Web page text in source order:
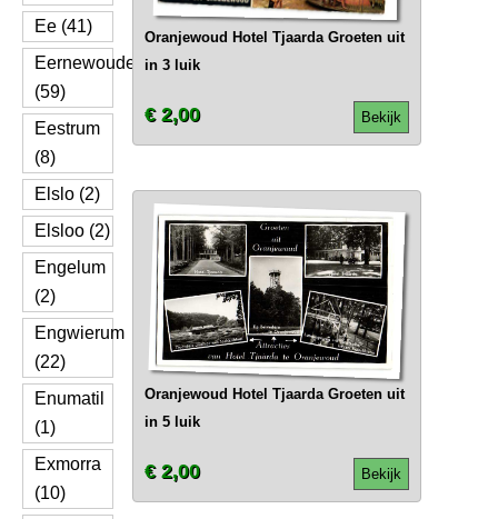
Ee (41)
Eernewoude
(59)
Eestrum
(8)
Elslo (2)
Elsloo (2)
Engelum
(2)
Engwierum
(22)
Enumatil
(1)
Exmorra
(10)
Oranjewoud Hotel Tjaarda Groeten uit
in 3 luik
Bekijk
€ 2,00
Oranjewoud Hotel Tjaarda Groeten uit
in 5 luik
Bekijk
€ 2,00